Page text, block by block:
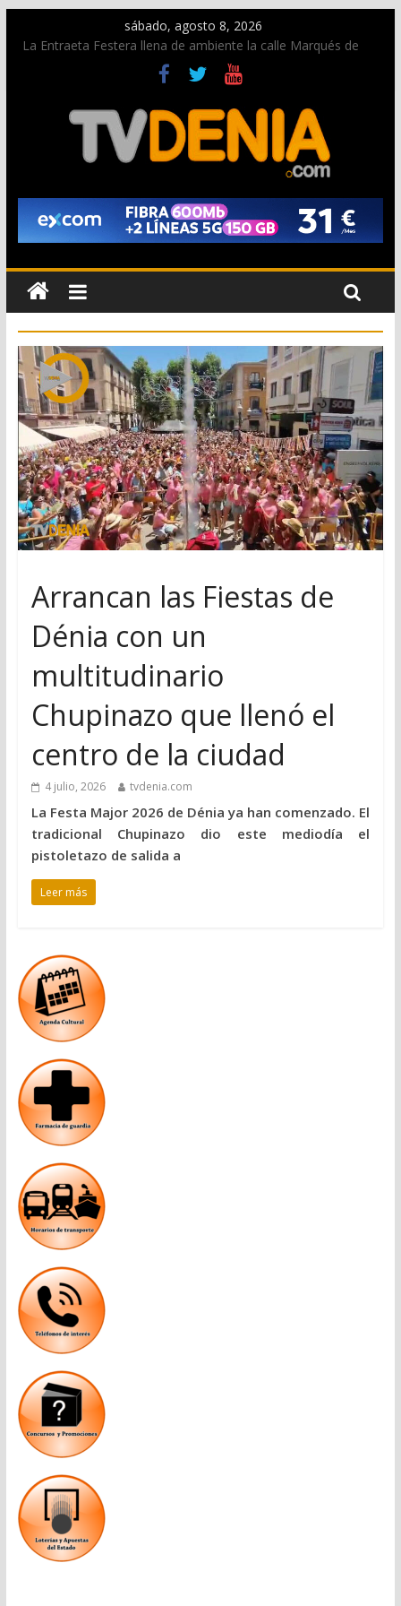
sábado, agosto 8, 2026
La Entraeta Festera llena de ambiente la calle Marqués de
Campo con la recepción a la Capitanía Cristiana
Dos personas fallecen en un grave accidente en la N-332
entre Benissa y Calp
Una nueva oportunidad para donar sangre en Cruz Roja
El bando moro protagonista en la Segunda Entraeta Festera
Paco Adsuar dona al Arxiu de Dénia más de 50.000 imágenes
de la memoria visual de la ciudad
Arrancan las Fiestas de
Dénia con un
multitudinario
Chupinazo que llenó el
centro de la ciudad
4 julio, 2026 tvdenia.com
La Festa Major 2026 de Dénia ya han comenzado. El
tradicional Chupinazo dio este mediodía el
pistoletazo de salida a
Leer más